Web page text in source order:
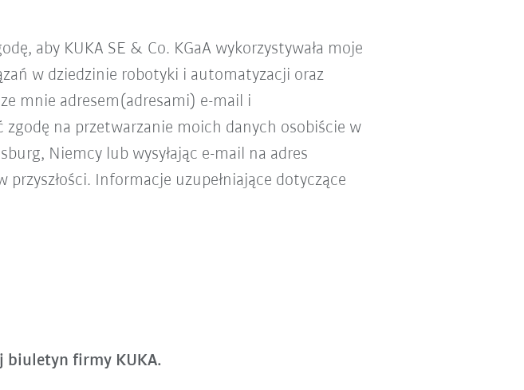
aby KUKA SE & Co. KGaA wykorzystywała moje
w dziedzinie robotyki i automatyzacji oraz
mnie adresem(adresami) e-mail i
na przetwarzanie moich danych osobiście w
Niemcy lub wysyłając e-mail na adres
przyszłości. Informacje uzupełniające dotyczące
biuletyn firmy KUKA.